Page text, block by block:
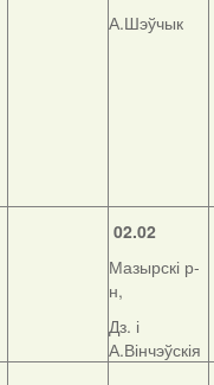
А.Шэўчык
02.02
Мазырскі р-
н,
Дз. і
А.Вінчэўскія